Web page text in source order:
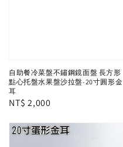
自助餐冷菜盤不鏽鋼鏡面盤 長方形
點心托盤水果盤沙拉盤-20寸圓形金
耳
Regular
NT$ 2,000